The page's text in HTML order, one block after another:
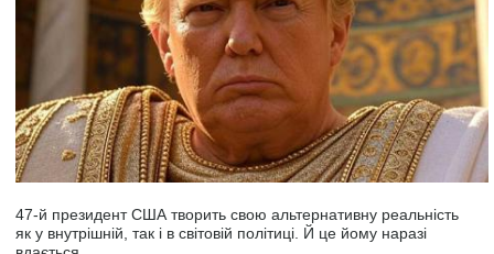
47-й президент США творить свою альтернативну реальність
як у внутрішній, так і в світовій політиці. Й це йому наразі